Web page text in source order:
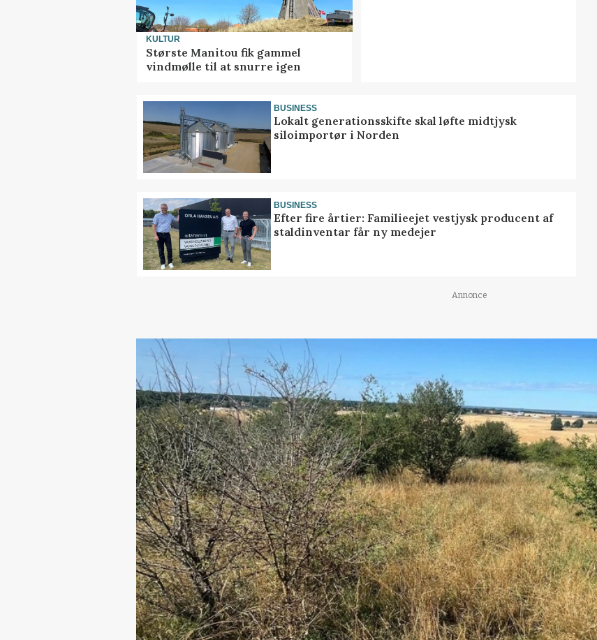
KULTUR
Største Manitou fik gammel
vindmølle til at snurre igen
BUSINESS
Lokalt generationsskifte skal løfte midtjysk
siloimportør i Norden
BUSINESS
Efter fire årtier: Familieejet vestjysk producent af
staldinventar får ny medejer
Annonce